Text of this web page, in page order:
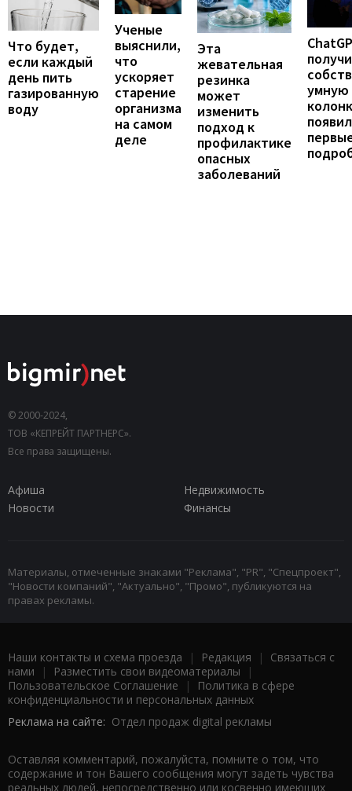
Что будет,
если каждый
день пить
газированную
воду
Ученые
выяснили,
что
ускоряет
старение
организма
на самом
деле
Эта
жевательная
резинка
может
изменить
подход к
профилактике
опасных
заболеваний
умную
© 2000-2024,
ТОВ «КЕПРЕЙТ ПАРТНЕРС».
Все права защищены.
Афиша
Недвижимость
Новости
Финансы
Материалы, отмеченные знаками "Реклама", "PR", "Спецпроект",
"Новости компаний", "Актуально", "Промо", публикуются на
правах рекламы.
Наши контакты и схема проезда | Редакция | Связаться с
нами | Разместить свои видеоматериалы |
Пользовательское Соглашение |
Политика в сфере
конфиденциальности и персональных данных
Реклама на сайте: Отдел продаж digital рекламы
Оставляя комментарий, пожалуйста, помните о том, что
содержание и тон Вашего сообщения могут задеть чувства
реальных людей, непосредственно или косвенно имеющих